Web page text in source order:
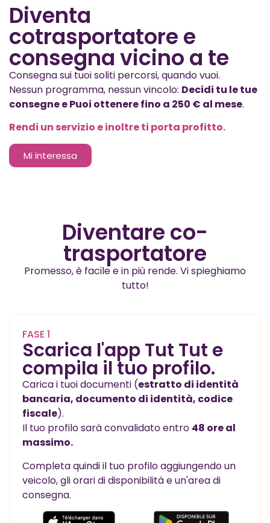
Diventa
cotrasportatore e
consegna vicino a te
Consegna sui tuoi soliti percorsi, quando vuoi.
Nessun programma, nessun vincolo: Decidi tu le tue
consegne e Puoi ottenere fino a 250 € al mese.
Rendi un servizio e inoltre ti porta profitto.
Mi interessa
Diventare co-
trasportatore
Promesso, è facile e in più rende. Vi spieghiamo
tutto!
FASE 1
Scarica l'app Tut Tut e
compila il tuo profilo.
Carica i tuoi documenti (estratto di identità
bancaria, documento di identità, codice
fiscale).
Il tuo profilo sarà convalidato entro 48 ore al
massimo.
Completa quindi il tuo profilo aggiungendo un
veicolo, gli orari di disponibilità e un'area di
consegna.